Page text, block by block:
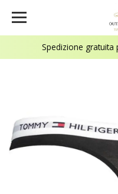
Spedizione gratuita